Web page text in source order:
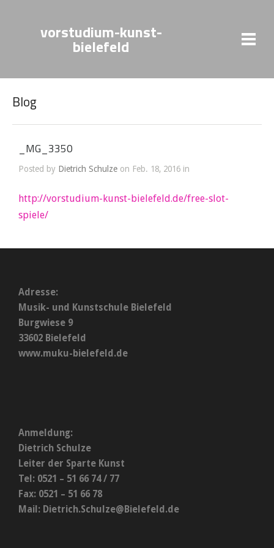
vorstudium-kunst-
bielefeld
Blog
_MG_3350
Posted by Dietrich Schulze on Feb. 18, 2016 in
http://vorstudium-kunst-bielefeld.de/free-slot-
spiele/
Adresse:
Musik- und Kunstschule Bielefeld
Burgwiese 9
33602 Bielefeld
www.muku-bielefeld.de
Anmeldung:
Dietrich Schulze
Leiter der Sparte Kunst
Tel: 0521 – 51 66 74 / 77
Fax: 0521 – 51 66 78
Mail: Dietrich.Schulze@Bielefeld.de